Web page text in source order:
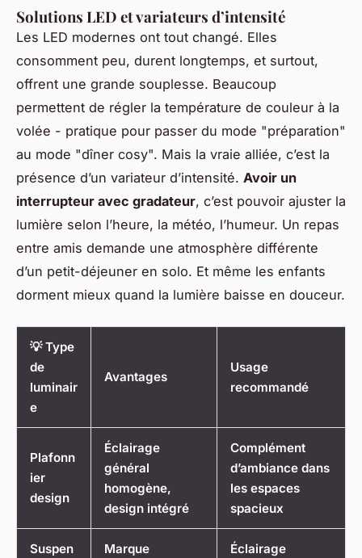
Solutions LED et variateurs d’intensité
Les LED modernes ont tout changé. Elles
consomment peu, durent longtemps, et surtout,
offrent une grande souplesse. Beaucoup
permettent de régler la température de couleur à la
volée - pratique pour passer du mode "préparation"
au mode "dîner cosy". Mais la vraie alliée, c’est la
présence d’un variateur d’intensité. Avoir un
interrupteur avec gradateur, c’est pouvoir ajuster la
lumière selon l’heure, la météo, l’humeur. Un repas
entre amis demande une atmosphère différente
d’un petit-déjeuner en solo. Et même les enfants
dorment mieux quand la lumière baisse en douceur.
💡 Type
de
luminair
e
Avantages
Usage
recommandé
Plafonn
ier
design
Éclairage
général
homogène,
design intégré
Complément
d’ambiance dans
les espaces
spacieux
Suspen
Marque
Éclairage